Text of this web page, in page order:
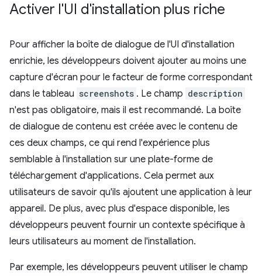
Activer l'UI d'installation plus riche
Pour afficher la boîte de dialogue de l'UI d'installation
enrichie, les développeurs doivent ajouter au moins une
capture d'écran pour le facteur de forme correspondant
dans le tableau screenshots . Le champ description
n'est pas obligatoire, mais il est recommandé. La boîte
de dialogue de contenu est créée avec le contenu de
ces deux champs, ce qui rend l'expérience plus
semblable à l'installation sur une plate-forme de
téléchargement d'applications. Cela permet aux
utilisateurs de savoir qu'ils ajoutent une application à leur
appareil. De plus, avec plus d'espace disponible, les
développeurs peuvent fournir un contexte spécifique à
leurs utilisateurs au moment de l'installation.
Par exemple, les développeurs peuvent utiliser le champ